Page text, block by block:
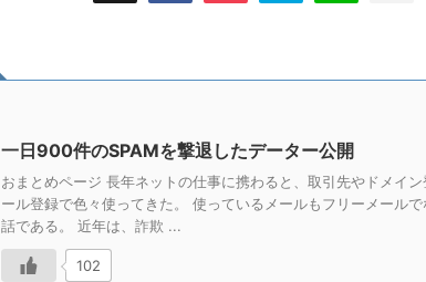
一日900件のSPAMを撃退したデーター公開
おまとめページ 長年ネットの仕事に携わると、取引先やドメイ
ール登録で色々使ってきた。 使っているメールもフリーメール
話である。 近年は、詐欺 ...
102